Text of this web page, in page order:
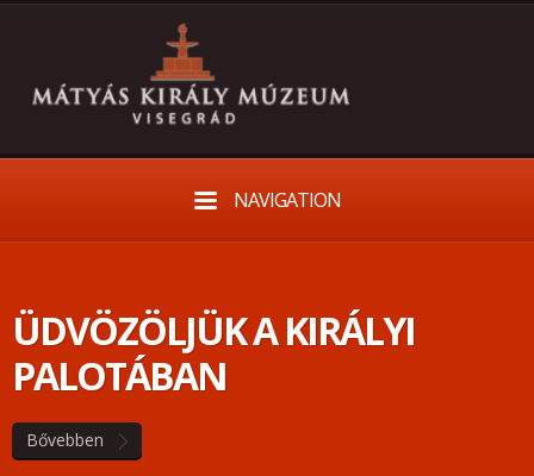
NAVIGATION
ÜDVÖZÖLJÜK A KIRÁLYI
PALOTÁBAN
Bővebben